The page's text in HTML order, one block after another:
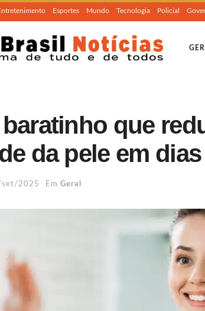
Esportes Mundo Tecnologia Policial
que
da pele em
2025 Em Geral